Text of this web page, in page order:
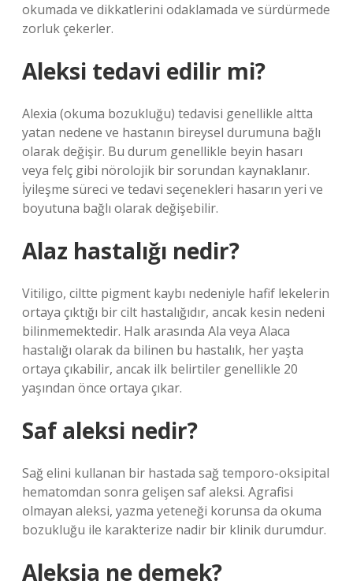
okumada ve dikkatlerini odaklamada ve sürdürmede
zorluk çekerler.
Aleksi tedavi edilir mi?
Alexia (okuma bozukluğu) tedavisi genellikle altta
yatan nedene ve hastanın bireysel durumuna bağlı
olarak değişir. Bu durum genellikle beyin hasarı
veya felç gibi nörolojik bir sorundan kaynaklanır.
İyileşme süreci ve tedavi seçenekleri hasarın yeri ve
boyutuna bağlı olarak değişebilir.
Alaz hastalığı nedir?
Vitiligo, ciltte pigment kaybı nedeniyle hafif lekelerin
ortaya çıktığı bir cilt hastalığıdır, ancak kesin nedeni
bilinmemektedir. Halk arasında Ala veya Alaca
hastalığı olarak da bilinen bu hastalık, her yaşta
ortaya çıkabilir, ancak ilk belirtiler genellikle 20
yaşından önce ortaya çıkar.
Saf aleksi nedir?
Sağ elini kullanan bir hastada sağ temporo-oksipital
hematomdan sonra gelişen saf aleksi. Agrafisi
olmayan aleksi, yazma yeteneği korunsa da okuma
bozukluğu ile karakterize nadir bir klinik durumdur.
Aleksia ne demek?